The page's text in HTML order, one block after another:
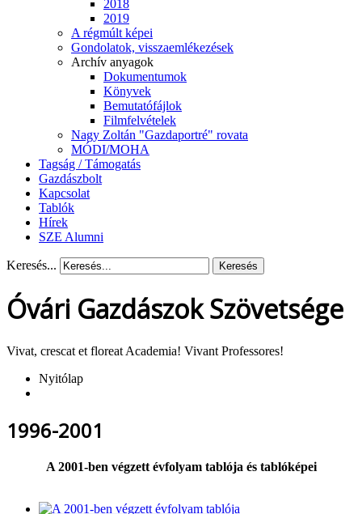
2018
2019
A régmúlt képei
Gondolatok, visszaemlékezések
Archív anyagok
Dokumentumok
Könyvek
Bemutatófájlok
Filmfelvételek
Nagy Zoltán "Gazdaportré" rovata
MÓDI/MOHA
Tagság / Támogatás
Gazdászbolt
Kapcsolat
Tablók
Hírek
SZE Alumni
Keresés... Keresés
Óvári Gazdászok Szövetsége
Vivat, crescat et floreat Academia! Vivant Professores!
Nyitólap
1996-2001
A 2001-ben végzett évfolyam tablója és tablóképei